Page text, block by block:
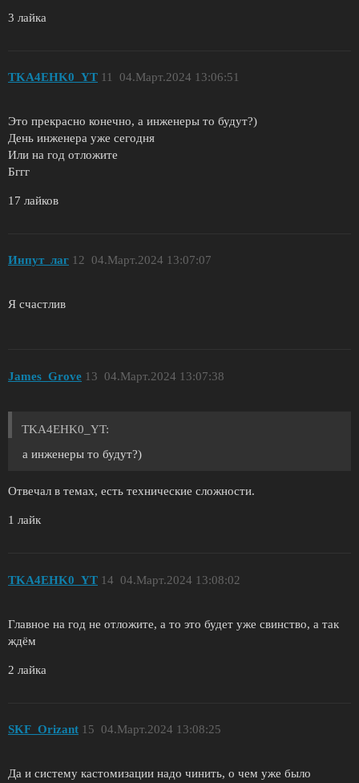
3 лайка
TKA4EHK0_YT 04.Март.2024 13:06:51
11
Это прекрасно конечно, а инженеры то будут?)
День инженера уже сегодня
Или на год отложите
Бггг
17 лайков
Инпут_лаг 04.Март.2024 13:07:07
12
Я счастлив
James_Grove 04.Март.2024 13:07:38
13
TKA4EHK0_YT:
а инженеры то будут?)
Отвечал в темах, есть технические сложности.
1 лайк
TKA4EHK0_YT 04.Март.2024 13:08:02
14
Главное на год не отложите, а то это будет уже свинство, а так
ждём
2 лайка
SKF_Orizant 04.Март.2024 13:08:25
15
Да и систему кастомизации надо чинить, о чем уже было